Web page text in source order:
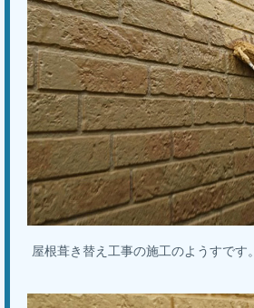
屋根葺き替え工事の施工のようすです。